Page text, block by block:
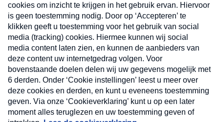
Nieuwsbrief
Neem hier een gratis abonnement op onze
nieuwsbrief. Elke vrijdag- en dinsdagochtend in uw